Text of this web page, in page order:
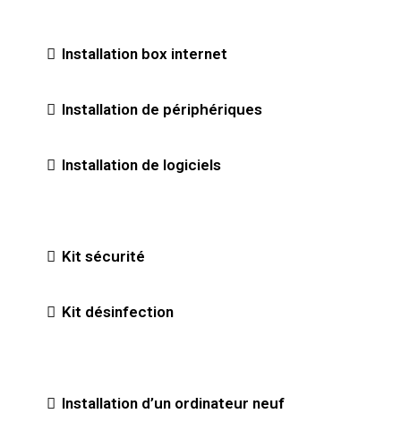
Installation box internet
Installation de périphériques
Installation de logiciels
Kit sécurité
Kit désinfection
Installation d’un ordinateur neuf